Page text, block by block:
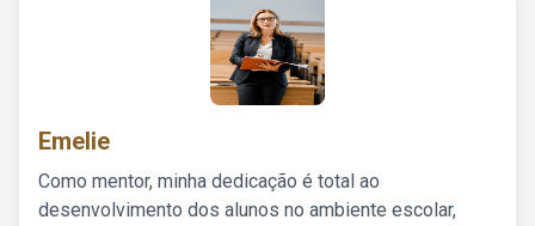
Emelie
Como mentor, minha dedicação é total ao
desenvolvimento dos alunos no ambiente escolar,